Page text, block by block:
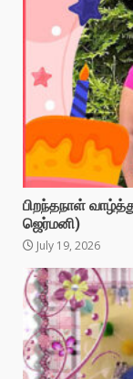
பிறந்தநாள்
ஜெர்மனி)
July 19, 2026